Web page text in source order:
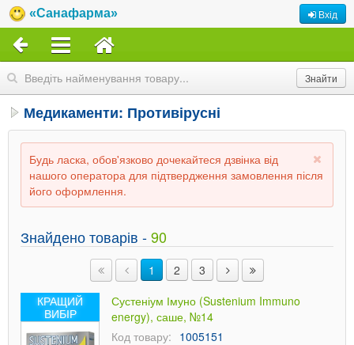
«Санафарма» Вхід
Медикаменти: Противірусні
Будь ласка, обов'язково дочекайтеся дзвінка від
нашого оператора для підтвердження замовлення після
його оформлення.
Знайдено товарів -90
1 2
3
КРАЩИЙ
ВИБІР
Сустеніум Імуно (Sustenium Immuno
energy), саше, №14
Код товару: 1005151